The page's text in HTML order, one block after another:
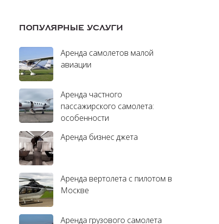
ПОПУЛЯРНЫЕ УСЛУГИ
Аренда самолетов малой
авиации
Аренда частного
пассажирского самолета:
особенности
Аренда бизнес джета
Аренда вертолета с пилотом в
Москве
Аренда грузового самолета